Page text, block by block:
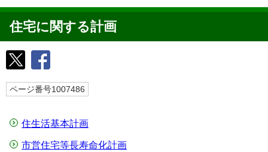
住宅に関する計画
ページ番号1007486
住生活基本計画
市営住宅等長寿命化計画